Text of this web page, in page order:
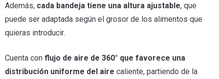
Además, cada bandeja tiene una altura ajustable, que
puede ser adaptada según el grosor de los alimentos que
quieras introducir.
Cuenta con flujo de aire de 360° que favorece una
distribución uniforme del aire caliente, partiendo de la